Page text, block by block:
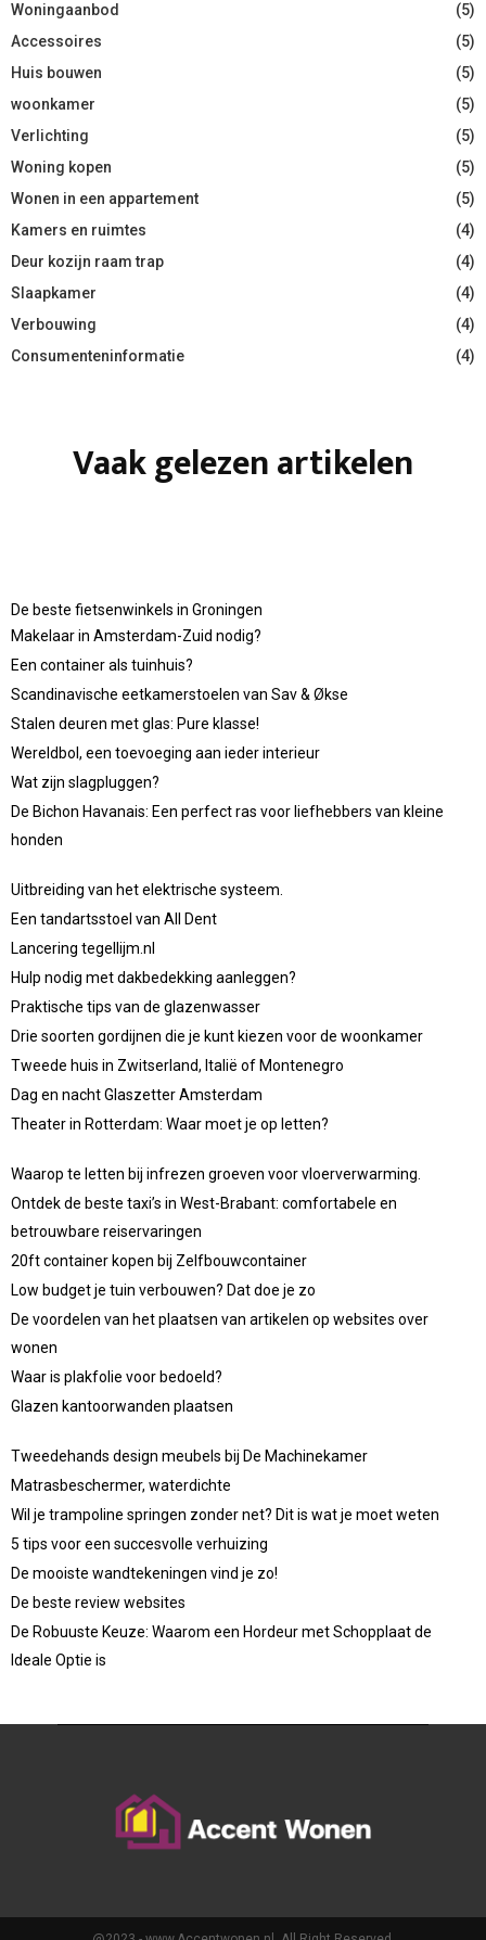
Woningaanbod
(5)
Accessoires
(5)
Huis bouwen
(5)
woonkamer
(5)
Verlichting
(5)
Woning kopen
(5)
Wonen in een appartement
(5)
Kamers en ruimtes
(4)
Deur kozijn raam trap
(4)
Slaapkamer
(4)
Verbouwing
(4)
Consumenteninformatie
(4)
Vaak gelezen artikelen
De beste fietsenwinkels in Groningen
Makelaar in Amsterdam-Zuid nodig?
Een container als tuinhuis?
Scandinavische eetkamerstoelen van Sav & Økse
Stalen deuren met glas: Pure klasse!
Wereldbol, een toevoeging aan ieder interieur
Wat zijn slagpluggen?
De Bichon Havanais: Een perfect ras voor liefhebbers van kleine
honden
Uitbreiding van het elektrische systeem.
Een tandartsstoel van All Dent
Lancering tegellijm.nl
Hulp nodig met dakbedekking aanleggen?
Praktische tips van de glazenwasser
Drie soorten gordijnen die je kunt kiezen voor de woonkamer
Tweede huis in Zwitserland, Italië of Montenegro
Dag en nacht Glaszetter Amsterdam
Theater in Rotterdam: Waar moet je op letten?
Waarop te letten bij infrezen groeven voor vloerverwarming.
Ontdek de beste taxi’s in West-Brabant: comfortabele en
betrouwbare reiservaringen
20ft container kopen bij Zelfbouwcontainer
Low budget je tuin verbouwen? Dat doe je zo
De voordelen van het plaatsen van artikelen op websites over
wonen
Waar is plakfolie voor bedoeld?
Glazen kantoorwanden plaatsen
Tweedehands design meubels bij De Machinekamer
Matrasbeschermer, waterdichte
Wil je trampoline springen zonder net? Dit is wat je moet weten
5 tips voor een succesvolle verhuizing
De mooiste wandtekeningen vind je zo!
De beste review websites
De Robuuste Keuze: Waarom een Hordeur met Schopplaat de
Ideale Optie is